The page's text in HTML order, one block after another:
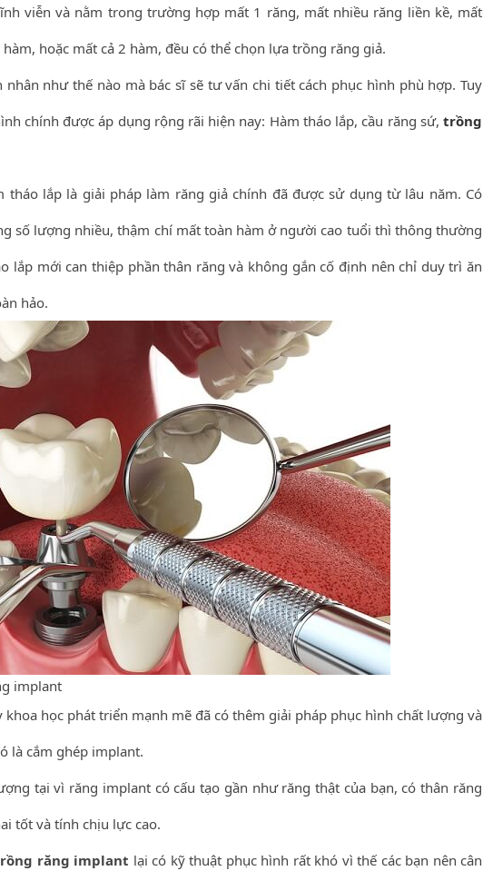
viễn và nằm trong trường hợp mất 1 răng, mất nhiều răng liền kề, mất
hàm, hoặc mất cả 2 hàm, đều có thể chọn lựa trồng răng giả.
như thế nào mà bác sĩ sẽ tư vấn chi tiết cách phục hình phù hợp. Tuy
chính được áp dụng rộng rãi hiện nay: Hàm tháo lắp, cầu răng sứ, trồng
tháo lắp là giải pháp làm răng giả chính đã được sử dụng từ lâu năm. Có
số lượng nhiều, thậm chí mất toàn hàm ở người cao tuổi thì thông thường
lắp mới can thiệp phần thân răng và không gắn cố định nên chỉ duy trì ăn
hảo.
implant
học phát triển mạnh mẽ đã có thêm giải pháp phục hình chất lượng và
là cắm ghép implant.
tại vì răng implant có cấu tạo gần như răng thật của bạn, có thân răng
tốt và tính chịu lực cao.
răng implant lại có kỹ thuật phục hình rất khó vì thế các bạn nên cân